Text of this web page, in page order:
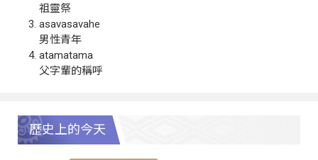
祖靈祭
asavasavahe
男性青年
atamatama
父字輩的稱呼
歷史上的今天